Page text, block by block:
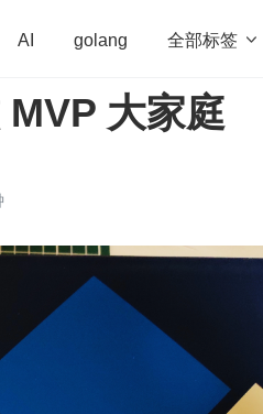
AI golang 全部标签 
学习方法 Web3.0
大家庭